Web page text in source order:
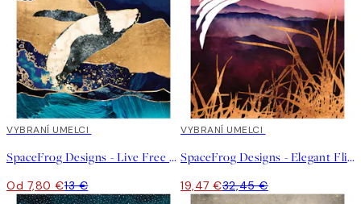
40%*
VYBRANÍ UMELCI
SpaceFrog Designs - Live Free Plagát
Od 7,80 €13 €
40%*
VYBRANÍ UMELCI
SpaceFrog Designs - Elegant Flight III Plagát
19,47 €32,45 €